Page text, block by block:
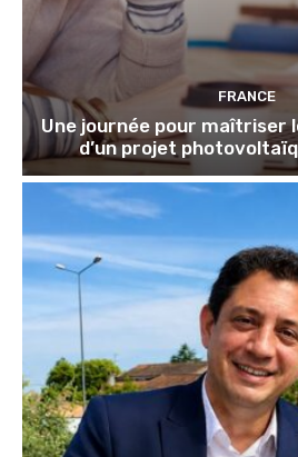
FRANCE
Une journée pour maîtriser
d’un projet